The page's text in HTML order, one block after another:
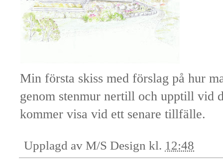
Min första skiss med förslag på hur
genom stenmur nertill och upptill vid
kommer visa vid ett senare tillfälle.
Upplagd av M/S Design kl. 12:48